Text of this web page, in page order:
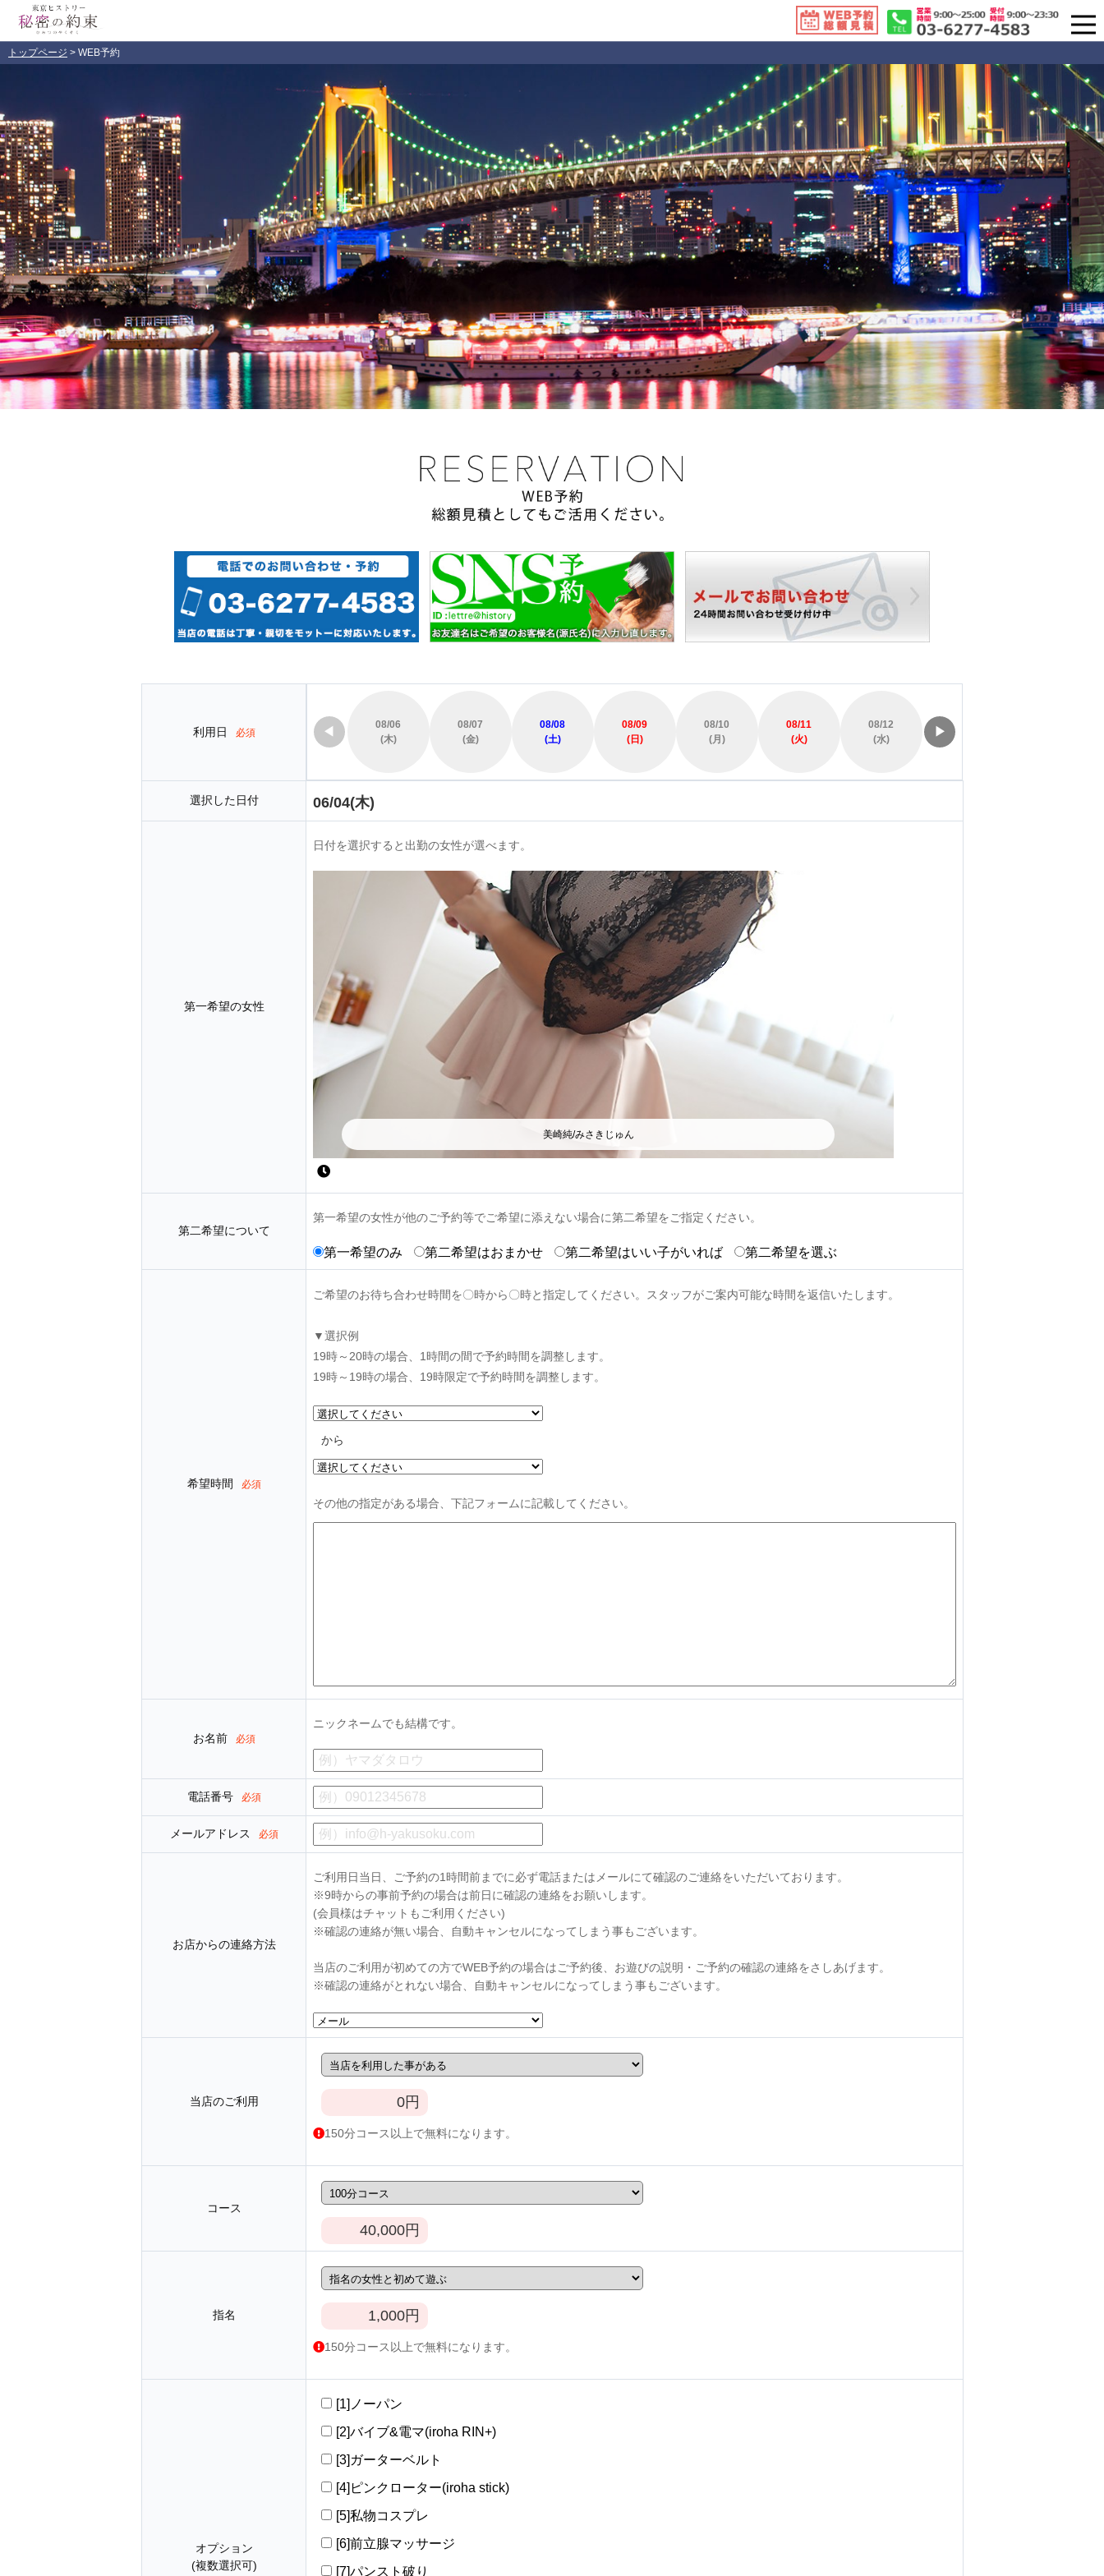
トップページ > WEB予約
利用日 必須 ◀
08/06
(木)
08/07
(金)
08/08
(土)
08/09
(日)
08/10
(月)
08/11
(火)
08/12
(水)
08/13
(木)
▶
選択した日付 06/04(木)
第一希望の女性
日付を選択すると出勤の女性が選べます。
美崎純/みさきじゅん
第二希望について
第一希望の女性が他のご予約等でご希望に添えない場合に第二希望をご指定ください。
第一希望のみ 第二希望はおまかせ 第二希望はいい子がいれば 第二希望を選ぶ
希望時間 必須
ご希望のお待ち合わせ時間を〇時から〇時と指定してください。スタッフがご案内可能な時間を返信いたします。
▼選択例
19時～20時の場合、1時間の間で予約時間を調整します。
19時～19時の場合、19時限定で予約時間を調整します。
から
その他の指定がある場合、下記フォームに記載してください。
お名前 必須
ニックネームでも結構です。
電話番号 必須
メールアドレス 必須
お店からの連絡方法
ご利用日当日、ご予約の1時間前までに必ず電話またはメールにて確認のご連絡をいただいております。
※9時からの事前予約の場合は前日に確認の連絡をお願いします。
(会員様はチャットもご利用ください)
※確認の連絡が無い場合、自動キャンセルになってしまう事もございます。
当店のご利用が初めての方でWEB予約の場合はご予約後、お遊びの説明・ご予約の確認の連絡をさしあげます。
※確認の連絡がとれない場合、自動キャンセルになってしまう事もございます。
当店のご利用 0円
150分コース以上で無料になります。
コース
40,000円
指名 1,000円
150分コース以上で無料になります。
オプション
(複数選択可)
[1]ノーパン
[2]バイブ&電マ(iroha RIN+)
[3]ガーターベルト
[4]ピンクローター(iroha stick)
[5]私物コスプレ
[6]前立腺マッサージ
[7]パンスト破り